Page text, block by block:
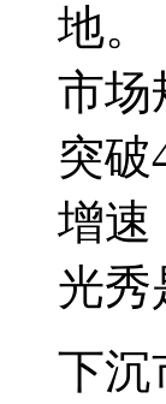
地。
市场
突破
增速
光秀
下沉